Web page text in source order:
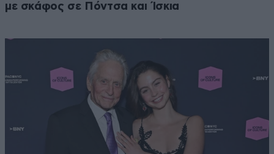
με σκάφος σε Πόντσα και Ίσκια